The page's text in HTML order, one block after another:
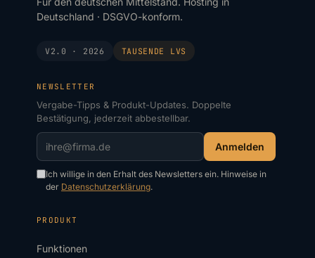
Deutschland · DSGVO-konform.
V2.0 · 2026 TAUSENDE LVS
NEWSLETTER
Vergabe-Tipps & Produkt-Updates. Doppelte
Bestätigung, jederzeit abbestellbar.
Anmelden
Ich willige in den Erhalt des Newsletters ein. Hinweise in
der Datenschutzerklärung.
PRODUKT
Funktionen